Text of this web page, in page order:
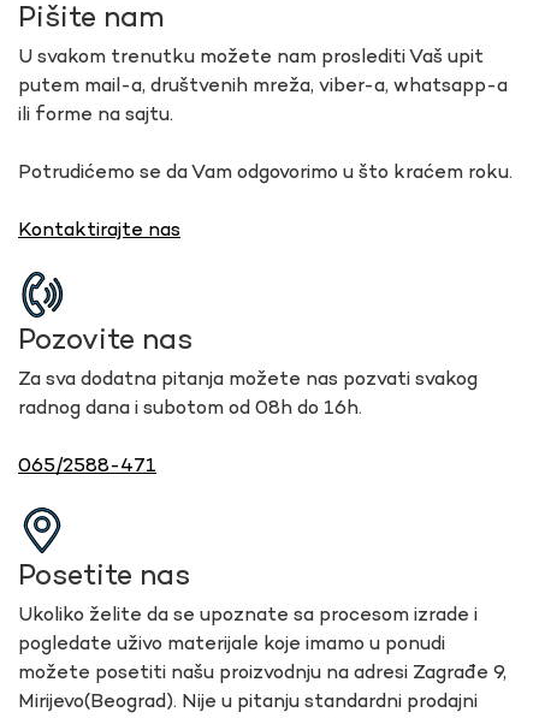
Pišite nam
U svakom trenutku možete nam proslediti Vaš upit
putem mail-a, društvenih mreža, viber-a, whatsapp-a
ili forme na sajtu.
Potrudićemo se da Vam odgovorimo u što kraćem roku.
Kontaktirajte nas
Pozovite nas
Za sva dodatna pitanja možete nas pozvati svakog
radnog dana i subotom od 08h do 16h.
065/2588-471
Posetite nas
Ukoliko želite da se upoznate sa procesom izrade i
pogledate uživo materijale koje imamo u ponudi
možete posetiti našu proizvodnju na adresi Zagrađe 9,
Mirijevo(Beograd). Nije u pitanju standardni prodajni